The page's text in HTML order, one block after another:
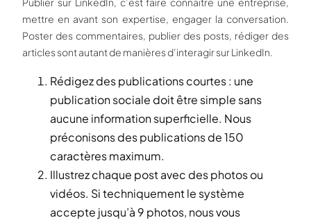
mettre en avant son expertise, engager la conversation.
Poster des commentaires, publier des posts, rédiger des
articles sont autant de manières d’interagir sur LinkedIn.
Rédigez des publications courtes : une
publication sociale doit être simple sans
aucune information superficielle. Nous
préconisons des publications de 150
caractères maximum.
Illustrez chaque post avec des photos ou
vidéos. Si techniquement le système
accepte jusqu’à 9 photos, nous vous